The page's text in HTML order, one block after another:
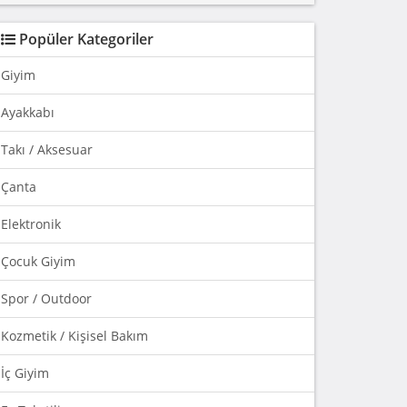
Popüler Kategoriler
Giyim
Ayakkabı
Takı / Aksesuar
Çanta
Elektronik
Çocuk Giyim
Spor / Outdoor
Kozmetik / Kişisel Bakım
İç Giyim